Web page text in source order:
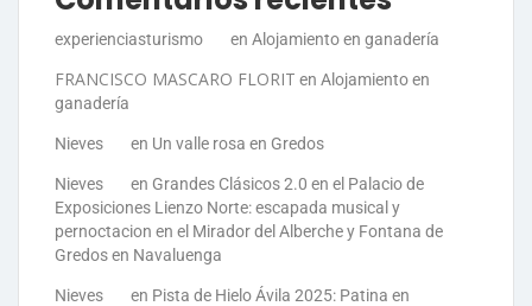
experienciasturismo en Alojamiento en ganadería
FRANCISCO MASCARO FLORIT en Alojamiento en
ganadería
Nieves en Un valle rosa en Gredos
Nieves en Grandes Clásicos 2.0 en el Palacio de
Exposiciones Lienzo Norte: escapada musical y
pernoctacion en el Mirador del Alberche y Fontana de
Gredos en Navaluenga
Nieves en Pista de Hielo Ávila 2025: Patina en